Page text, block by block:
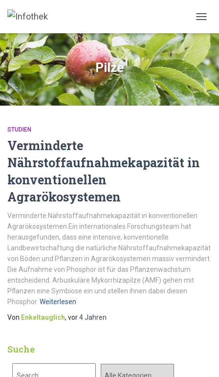
Pilze
STUDIEN
Verminderte
Nährstoffaufnahmekapazität in
konventionellen
Agrarökosystemen
Verminderte Nährstoffaufnahmekapazität in konventionellen
Agrarökosystemen Ein internationales Forschungsteam hat
herausgefunden, dass eine intensive, konventionelle
Landbewirtschaftung die natürliche Nährstoffaufnahmekapazität
von Böden und Pflanzen in Agrarökosystemen massiv vermindert.
Die Aufnahme von Phosphor ist für das Pflanzenwachstum
entscheidend. Arbuskuläre Mykorrhizapilze (AMF) gehen mit
Pflanzen eine Symbiose ein und stellen ihnen dabei diesen
Phosphor Weiterlesen
Von Enkeltauglich, vor4 Jahren
Suche